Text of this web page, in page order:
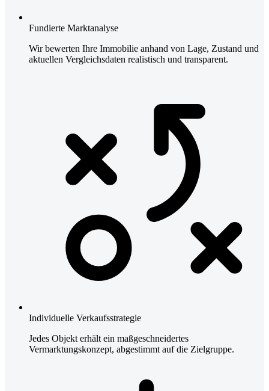
Fundierte Marktanalyse
Wir bewerten Ihre Immobilie anhand von Lage, Zustand und
aktuellen Vergleichsdaten realistisch und transparent.
Individuelle Verkaufsstrategie
Jedes Objekt erhält ein maßgeschneidertes
Vermarktungskonzept, abgestimmt auf die Zielgruppe.